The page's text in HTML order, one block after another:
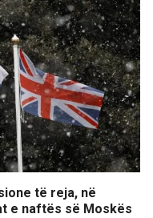
të reja, në
e naftës së Moskës